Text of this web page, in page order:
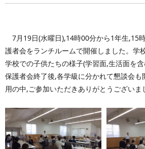
7月19日(水曜日),14時00分から1年生,15
護者会をランチルームで開催しました。学
学校での子供たちの様子(学習面,生活面を含
保護者会終了後,各学級に分かれて懇談会
用の中,ご参加いただきありがとうございま